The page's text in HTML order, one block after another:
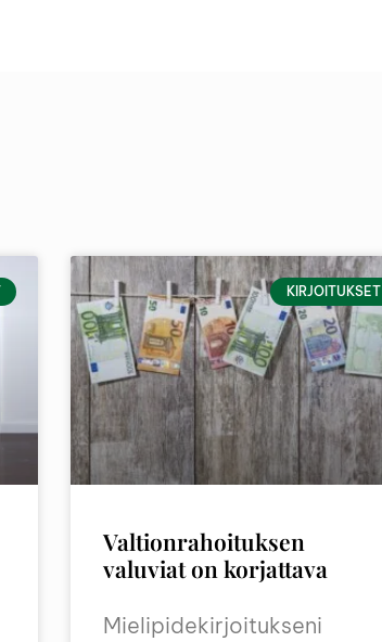
KIRJOITUKSET
Valtionrahoituksen
valuviat on korjattava
Mielipidekirjoitukseni